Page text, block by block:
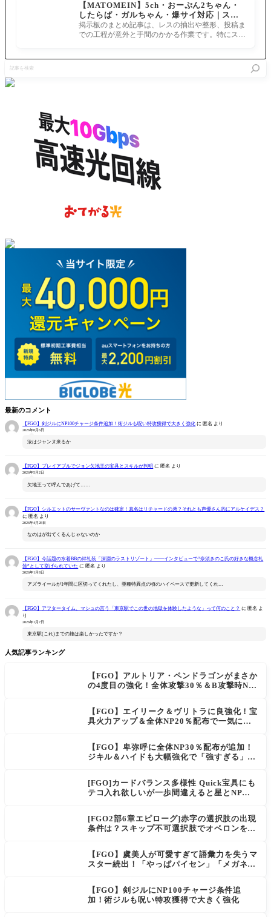
【MATOMEIN】5ch・おーぷん2ちゃん・
したらば・ガルちゃん・爆サイ対応｜スマ
ホでまとめ記事を作れるアプリ FGOのまと
め記事ができるまで
掲示板のまとめ記事は、レスの抽出や整形、投稿ま
での工程が意外と手間のかかる作業です。特にスマ
を
検
最新のコメント
【FGO】剣ジルにNP100チャージ条件追加！術ジルも呪い特攻獲得で大きく強化 に 匿名 より
2026年8月6日
汝はジャンヌ来るか
【FGO】プレイアブルでジョン欠地王の宝具とスキルが判明 に 匿名 より
2026年5月2日
欠地王って呼んであげて……
【FGO】シルエットのサーヴァントなのは確定！真名はリチャードの弟？それとも声優さん的にアルケイデス？
に匿名 より
2026年4月28日
なのはが出てくるんじゃないのか
【FGO】今話題の水着BBの絆礼装「深淵のラストリゾート」――インタビューで“奈須きのこ氏の好きな概念礼
装”として挙げられていた に 匿名 より
2026年1月8日
アズライールが1年間に区切ってくれたし、亜種特異点の頃のハイペースで更新してくれ…
【FGO】アフタータイム、マシュの言う「東京駅でこの世の地獄を体験したような」って何のこと？ に 匿名 よ
り
2026年1月7日
東京駅(これ)までの旅は楽しかったですか？
人気記事ランキング
【FGO】アルトリア・ペンドラゴンがまさか
の4度目の強化！全体攻撃30％＆B攻撃時NP
【FGO】エイリーク＆ヴリトラに良強化！宝
具火力アップ＆全体NP20％配布で一気に使
【FGO】卑弥呼に全体NP30％配布が追加！
ジキル＆ハイドも大幅強化で「強すぎる」の
[FGO]カードバランス多様性 Quick宝具にも
テコ入れ欲しいが一歩間違えると星とNP楽
[FGO2部6章エピローグ]赤字の選択肢の出現
条件は？スキップ不可選択肢でオベロンを疑
【FGO】虞美人が可愛すぎて語彙力を失うマ
スター続出！「やっぱパイセン」「メガネよ
【FGO】剣ジルにNP100チャージ条件追
加！術ジルも呪い特攻獲得で大きく強化
が少ない
素材を要
求してき
て泣いて
～ノーチ
ラス浮上
せよ～]
中級行こ
うと思っ
てたが…
イベント
故にバー
サーカ
ー？【Fa
te/Grand